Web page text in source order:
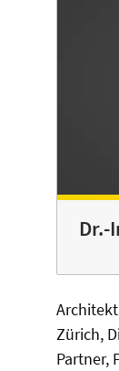
Dr.-
Zürich,
Partner,